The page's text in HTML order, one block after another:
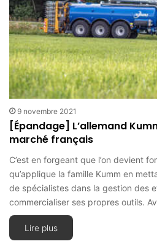
9 novembre 2021
[Épandage] L’allemand
marché français
C’est en forgeant que l’on devient
qu’applique la famille Kumm en
de spécialistes dans la gestion des
commercialiser ses propres outils.
Lire plus